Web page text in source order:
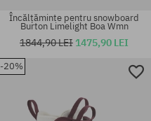
Mărimi existente:
Încălțăminte pentru snowboard
Burton Limelight Boa Wmn
1844,90 LEI 1475,90 LEI
-20%